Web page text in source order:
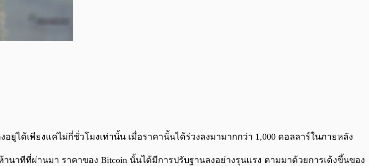
0:00/
ยู่ได้เพียงแค่ไม่กี่ชั่วโมงเท่านั้น เมื่อราคานั้นได้ร่วงลงมามากกว่า 1,000 ดอลลาร์ในภายหลัง
นาทีที่ผ่านมา ราคาของ Bitcoin นั้นได้มีการปรับฐานลงอย่างรุนแรง ตามมาด้วยการเด้งขึ้นของ